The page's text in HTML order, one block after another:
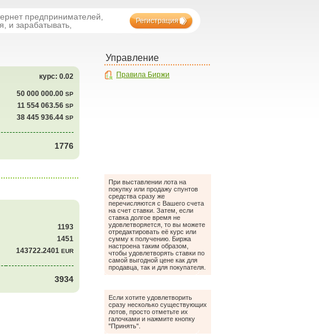
предпринимателей,
и зарабатывать,
Регистрация
курс: 0.02
50 000 000.00 SP
11 554 063.56 SP
38 445 936.44 SP
1776
1193
1451
143722.2401 EUR
3934
Управление
Правила Биржи
При выставлении лота на
покупку или продажу спунтов
средства сразу же
перечисляются с Вашего счета
на счет ставки. Затем, если
ставка долгое время не
удовлетворяется, то вы можете
отредактировать её курс или
сумму к получению. Биржа
настроена таким образом,
чтобы удовлетворять ставки по
самой выгодной цене как для
продавца, так и для покупателя.
Если хотите удовлетворить
сразу несколько существующих
лотов, просто отметьте их
галочками и нажмите кнопку
"Принять".